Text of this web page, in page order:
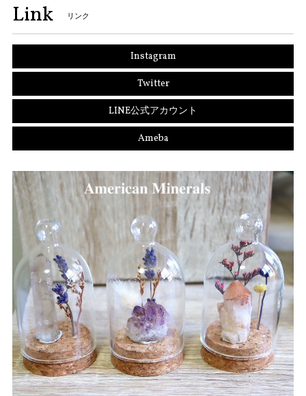
Link リンク
Instagram
Twitter
LINE公式アカウント
Ameba